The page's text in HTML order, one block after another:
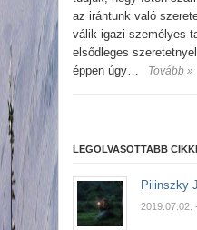
az irántunk való
válik igazi személyes
elsődleges
éppen úgy…
Tovább »
LEGOLVASOTTABB
Pilinszky
2019.07.02.